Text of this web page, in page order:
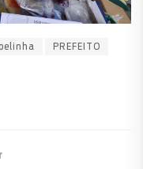
PREFEITO